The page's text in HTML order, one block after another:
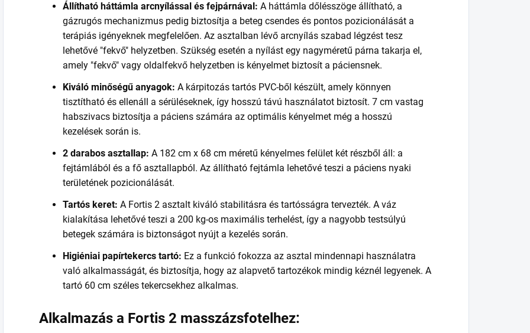
Állítható háttámla arcnyílással és fejpárnával: A háttámla dőlésszöge állítható, a
gázrugós mechanizmus pedig biztosítja a beteg csendes és pontos pozicionálását a
terápiás igényeknek megfelelően. Az asztalban lévő arcnyílás szabad légzést tesz
lehetővé "fekvő" helyzetben. Szükség esetén a nyílást egy nagyméretű párna takarja el,
amely "fekvő" vagy oldalfekvő helyzetben is kényelmet biztosít a páciensnek.
Kiváló minőségű anyagok: A kárpitozás tartós PVC-ből készült, amely könnyen
tisztítható és ellenáll a sérüléseknek, így hosszú távú használatot biztosít. 7 cm vastag
habszivacs biztosítja a páciens számára az optimális kényelmet még a hosszú
kezelések során is.
2 darabos asztallap: A 182 cm x 68 cm méretű kényelmes felület két részből áll: a
fejtámlából és a fő asztallapból. Az állítható fejtámla lehetővé teszi a páciens nyaki
területének pozicionálását.
Tartós keret: A Fortis 2 asztalt kiváló stabilitásra és tartósságra tervezték. A váz
kialakítása lehetővé teszi a 200 kg-os maximális terhelést, így a nagyobb testsúlyú
betegek számára is biztonságot nyújt a kezelés során.
Higiéniai papírtekercs tartó: Ez a funkció fokozza az asztal mindennapi használatra
való alkalmasságát, és biztosítja, hogy az alapvető tartozékok mindig kéznél legyenek. A
tartó 60 cm széles tekercsekhez alkalmas.
Alkalmazás a Fortis 2 masszázsfotelhez: